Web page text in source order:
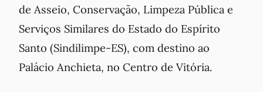
de Asseio, Conservação, Limpeza Pública e
Serviços Similares do Estado do Espírito
Santo (Sindilimpe-ES), com destino ao
Palácio Anchieta, no Centro de Vitória.